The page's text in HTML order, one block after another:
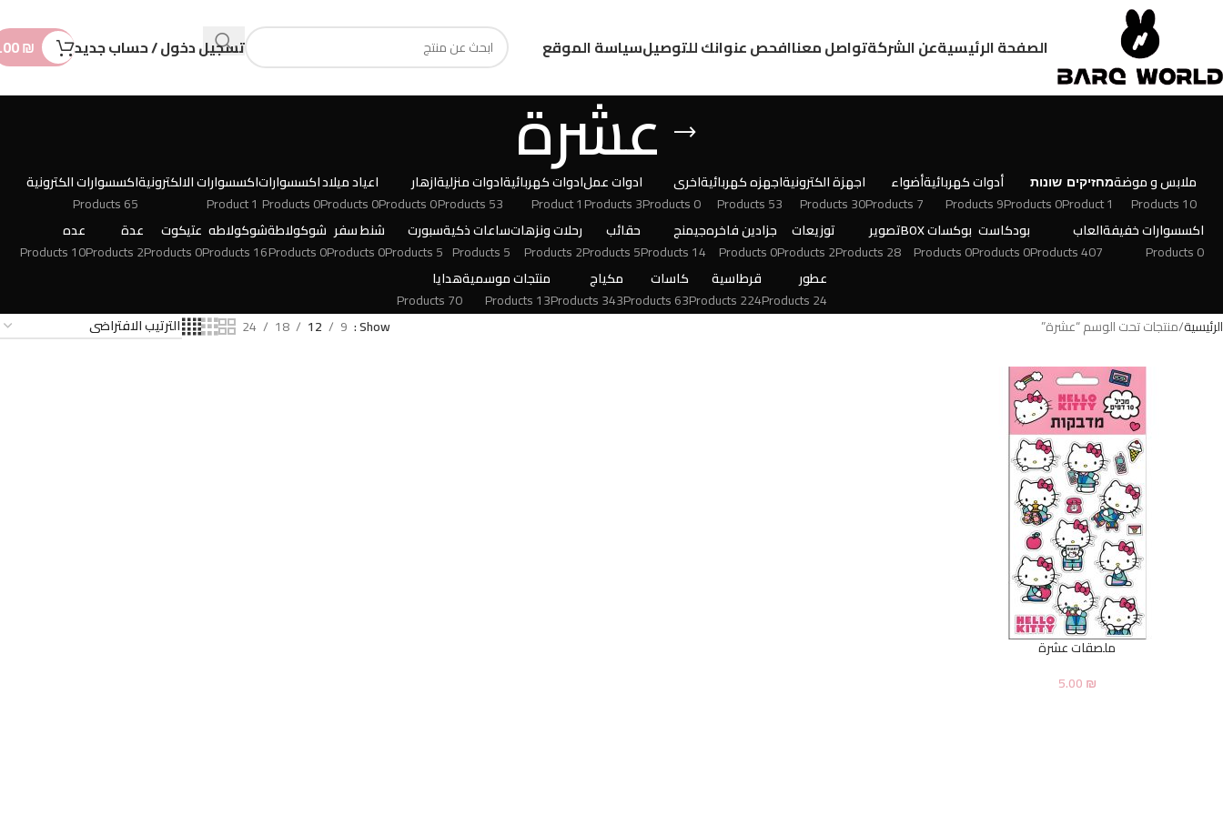
الصفحة الرئيسيةعن الشركةتواصل معناافحص عنوانك للتوصيلسياسة الموقع تسجيل دخول / حساب جديد ₪
عشرة
ملابس و موضة
10 Products
מחזיקים
1 Product
שונות
0 Products
أدوات كهربائية
9 Products
أضواء
7 Products
اجهزة الكترونية
30 Products
اجهزه كهربائية
53 Products
اخرى
0 Products
ادوات عمل
3 Products
ادوات كهربائية
1 Product
ادوات منزلية
53 Products
ازهار
0 Products
اعياد ميلاد
0 Products
اكسسوارات
0 Products
اكسسوارات الالكترونية
1 Product
اكسسوارات الكترونية
65 Products
اكسسوارات خفيفة
0 Products
العاب
407 Products
بودكاست
0 Products
بوكسات BOX
0 Products
تصوير
28 Products
توزيعات
2 Products
جزادين فاخره
0 Products
جيمنج
14 Products
حقائب
5 Products
رحلات ونزهات
2 Products
ساعات ذكية
5 Products
سبورت
5 Products
شنط سفر
0 Products
شوكولاطة
0 Products
شوكولاطه
16 Products
عتيكوت
0 Products
عدة
2 Products
عده
10 Products
عطور
24 Products
قرطاسية
224 Products
كاسات
63 Products
مكياج
343 Products
منتجات موسمية
13 Products
هدايا
70 Products
الرئيسية منتجات تحت الوسم “عشرة” Show
9
12
18
24
ملصقات عشرة
5.00₪